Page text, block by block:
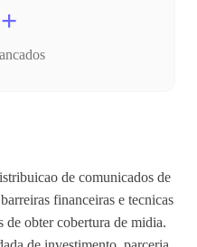
de comunicados de
financeiras e tecnicas
de obter cobertura de midia.